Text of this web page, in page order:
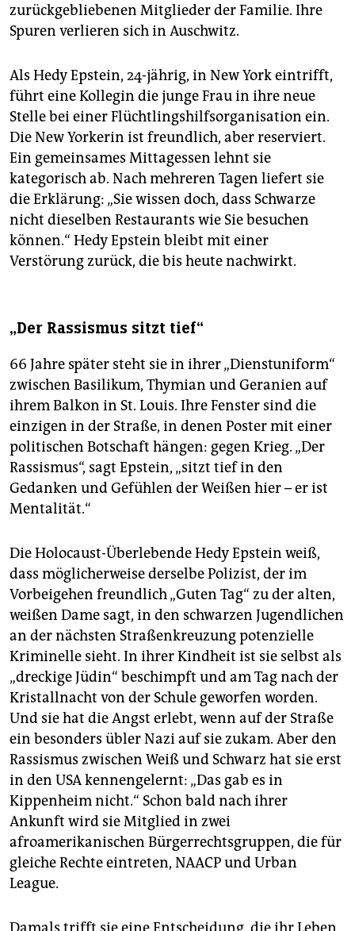
zurückgebliebenen Mitglieder der Familie. Ihre
Spuren verlieren sich in Auschwitz.
Als Hedy Epstein, 24-jährig, in New York eintrifft,
führt eine Kollegin die junge Frau in ihre neue
Stelle bei einer Flüchtlingshilfsorganisation ein.
Die New Yorkerin ist freundlich, aber reserviert.
Ein gemeinsames Mittagessen lehnt sie
kategorisch ab. Nach mehreren Tagen liefert sie
die Erklärung: „Sie wissen doch, dass Schwarze
nicht dieselben Restaurants wie Sie besuchen
können.“ Hedy Epstein bleibt mit einer
Verstörung zurück, die bis heute nachwirkt.
„Der Rassismus sitzt tief“
66 Jahre später steht sie in ihrer „Dienstuniform“
zwischen Basilikum, Thymian und Geranien auf
ihrem Balkon in St. Louis. Ihre Fenster sind die
einzigen in der Straße, in denen Poster mit einer
politischen Botschaft hängen: gegen Krieg. „Der
Rassismus“, sagt Epstein, „sitzt tief in den
Gedanken und Gefühlen der Weißen hier – er ist
Mentalität.“
Die Holocaust-Überlebende Hedy Epstein weiß,
dass möglicherweise derselbe Polizist, der im
Vorbeigehen freundlich „Guten Tag“ zu der alten,
weißen Dame sagt, in den schwarzen Jugendlichen
an der nächsten Straßenkreuzung potenzielle
Kriminelle sieht. In ihrer Kindheit ist sie selbst als
„dreckige Jüdin“ beschimpft und am Tag nach der
Kristallnacht von der Schule geworfen worden.
Und sie hat die Angst erlebt, wenn auf der Straße
ein besonders übler Nazi auf sie zukam. Aber den
Rassismus zwischen Weiß und Schwarz hat sie erst
in den USA kennengelernt: „Das gab es in
Kippenheim nicht.“ Schon bald nach ihrer
Ankunft wird sie Mitglied in zwei
afroamerikanischen Bürgerrechtsgruppen, die für
gleiche Rechte eintreten, NAACP und Urban
League.